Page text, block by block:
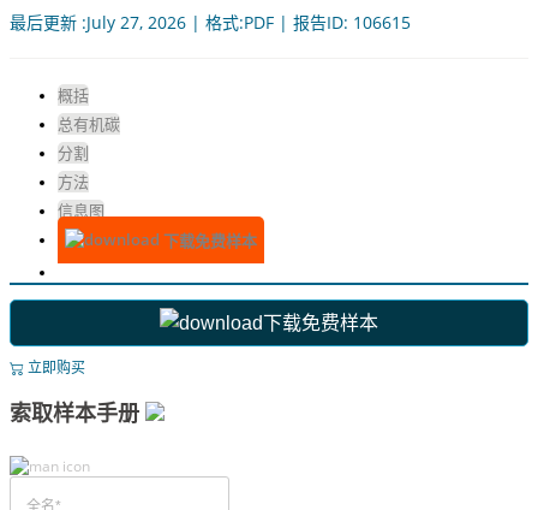
最后更新 :July 27, 2026 | 格式:PDF | 报告ID: 106615
概括
总有机碳
分割
方法
信息图
下载免费样本
下载免费样本
立即购买
索取样本手册